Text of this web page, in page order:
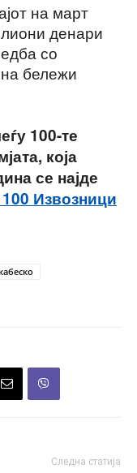
на март
денари
со
бележи
100-те
која
се најде
Извозници
Следна статија